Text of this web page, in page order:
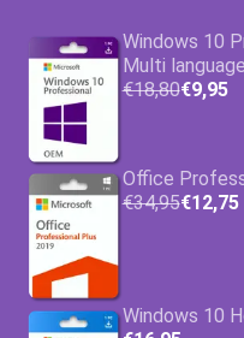
Windows 10
Multi
€18,80€9,95
Office
€34,95€12,75
Windows 10